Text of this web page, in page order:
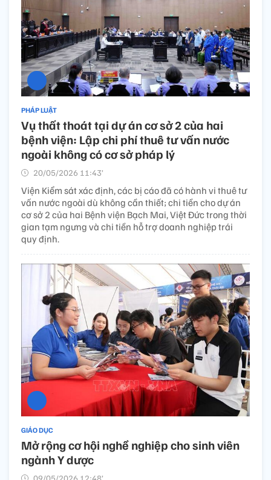
PHÁP LUẬT
Vụ thất thoát tại dự án cơ sở 2 của hai
bệnh viện: Lập chi phí thuê tư vấn nước
ngoài không có cơ sở pháp lý
20/05/2026 11:43’
Viện Kiểm sát xác định, các bị cáo đã có hành vi thuê tư
vấn nước ngoài dù không cần thiết; chi tiền cho dự án
cơ sở 2 của hai Bệnh viện Bạch Mai, Việt Đức trong thời
gian tạm ngưng và chi tiền hỗ trợ doanh nghiệp trái
quy định.
GIÁO DỤC
Mở rộng cơ hội nghề nghiệp cho sinh viên
ngành Y dược